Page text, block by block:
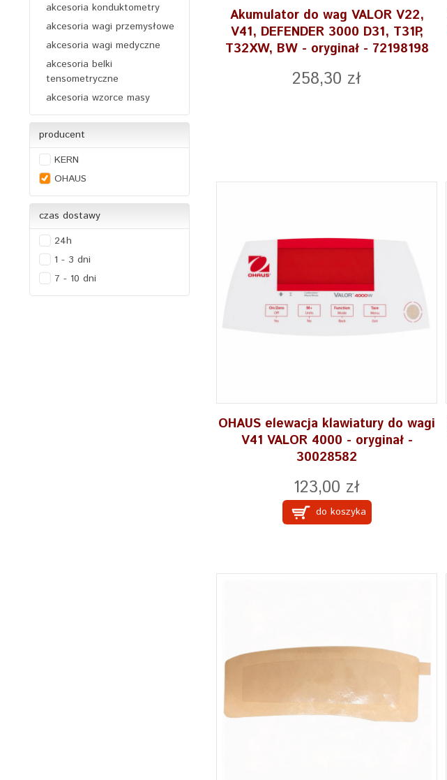
Akumulator do wag VALOR V22,
V41, DEFENDER 3000 D31, T31P,
T32XW, BW - oryginał - 72198198
258,30 zł
OHAUS elewacja klawiatury do wagi
V41 VALOR 4000 - oryginał -
30028582
123,00 zł
do koszyka
akcesoria konduktometry
akcesoria wagi przemysłowe
akcesoria wagi medyczne
akcesoria belki
tensometryczne
akcesoria wzorce masy
producent
KERN
OHAUS
czas dostawy
24h
1 - 3 dni
7 - 10 dni